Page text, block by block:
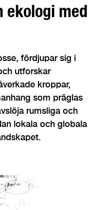
ekologi med
fördjupar sig i
utforskar
kroppar,
som präglas
rumsliga och
lokala och globala